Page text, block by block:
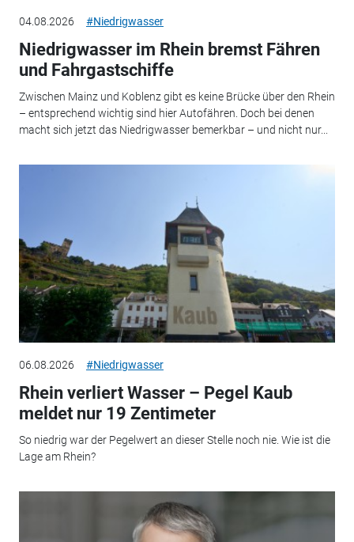
04.08.2026 #Niedrigwasser
Niedrigwasser im Rhein bremst Fähren
und Fahrgastschiffe
Zwischen Mainz und Koblenz gibt es keine Brücke über den Rhein
– entsprechend wichtig sind hier Autofähren. Doch bei denen
macht sich jetzt das Niedrigwasser bemerkbar – und nicht nur...
06.08.2026 #Niedrigwasser
Rhein verliert Wasser – Pegel Kaub
meldet nur 19 Zentimeter
So niedrig war der Pegelwert an dieser Stelle noch nie. Wie ist die
Lage am Rhein?